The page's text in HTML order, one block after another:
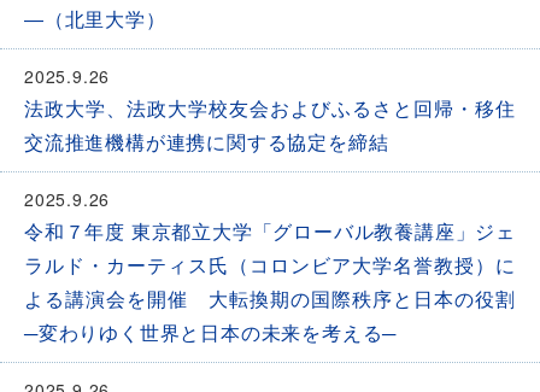
―（北里大学）
2025.9.26
法政大学、法政大学校友会およびふるさと回帰・移住
交流推進機構が連携に関する協定を締結
2025.9.26
令和７年度 東京都立大学「グローバル教養講座」ジェ
ラルド・カーティス氏（コロンビア大学名誉教授）に
よる講演会を開催 大転換期の国際秩序と日本の役割
─変わりゆく世界と日本の未来を考える─